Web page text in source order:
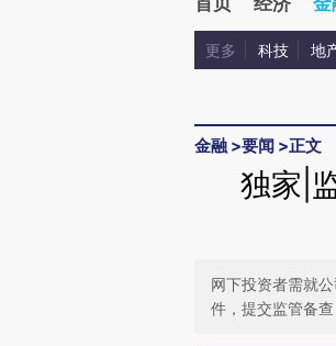
更多 科技 地
金融 >要闻 >正文
独家|
网下投资者需就
件，提交监管备查